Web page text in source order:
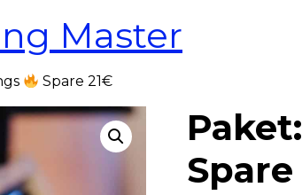
Master
Spare 21€
Spare